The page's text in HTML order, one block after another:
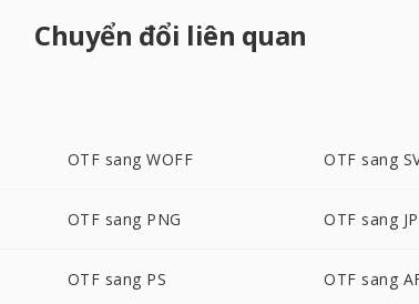
Chuyển đổi liên quan
OTF sang WOFF OTF sang
OTF sang PNG OTF sang
OTF sang PS OTF sang